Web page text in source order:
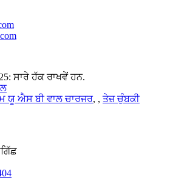
ਸਾਰੇ ਹੱਕ ਰਾਖਵੇਂ ਹਨ.
ਯੂ ਐਸ ਬੀ ਵਾਲ ਚਾਰਜਰ, , ਤੇਜ਼ ਚੁੰਬਕੀ